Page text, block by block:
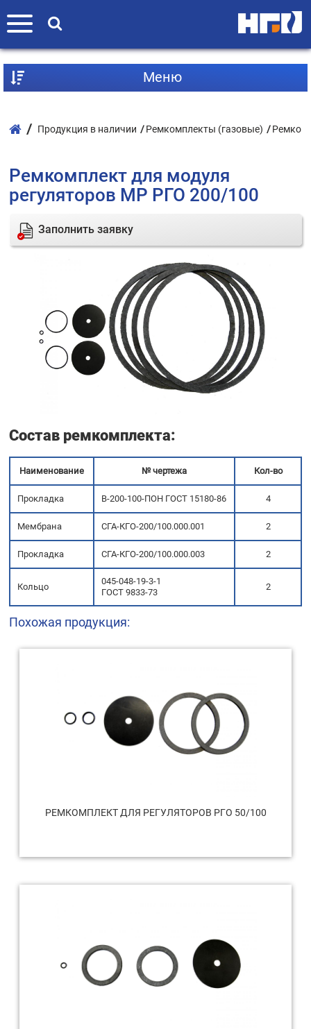
Mеню
Продукция в наличии Ремкомплекты (газовые)
Ремкомплект для модуля
регуляторов МР РГО 200/100
Заполнить заявку
Состав ремкомплекта:
Наименование № чертежа Кол-во
Прокладка В-200-100-ПОН ГОСТ 15180-86 4
Мембрана СГА-КГО-200/100.000.001 2
Прокладка СГА-КГО-200/100.000.003 2
Кольцо
045-048-19-3-1
ГОСТ 9833-73
2
Похожая продукция:
РЕМКОМПЛЕКТ ДЛЯ РЕГУЛЯТОРОВ РГО 50/100